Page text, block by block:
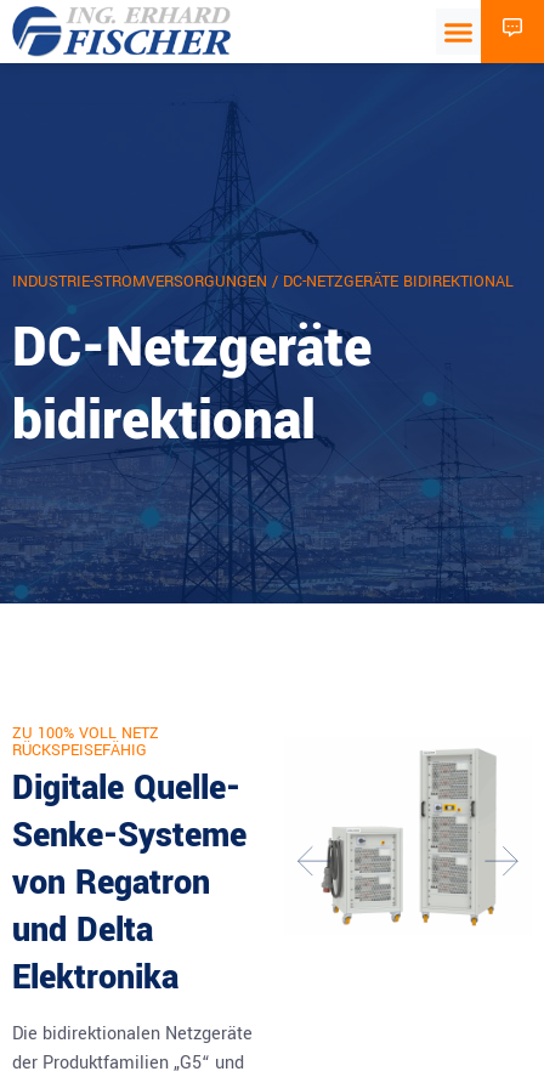
INDUSTRIE-STROMVERSORGUNGEN / DC-NETZGERÄTE BIDIREKTIONAL
DC-Netzgeräte
bidirektional
ZU 100% VOLL NETZ
RÜCKSPEISEFÄHIG
Digitale Quelle-
Senke-Systeme
von Regatron
und Delta
Elektronika
Die bidirektionalen Netzgeräte
der Produktfamilien „G5“ und